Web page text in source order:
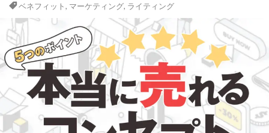
ベネフィット, マーケティング, ライティング